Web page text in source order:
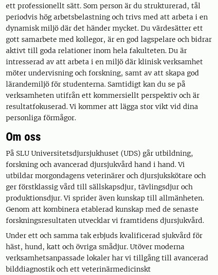
ett professionellt sätt. Som person är du strukturerad, tål
periodvis hög arbetsbelastning och trivs med att arbeta i en
dynamisk miljö där det händer mycket. Du värdesätter ett
gott samarbete med kollegor, är en god lagspelare och bidrar
aktivt till goda relationer inom hela fakulteten. Du är
intresserad av att arbeta i en miljö där klinisk verksamhet
möter undervisning och forskning, samt av att skapa god
lärandemiljö för studenterna. Samtidigt kan du se på
verksamheten utifrån ett kommersiellt perspektiv och är
resultatfokuserad. Vi kommer att lägga stor vikt vid dina
personliga förmågor.
Om oss
På SLU Universitetsdjursjukhuset (UDS) går utbildning,
forskning och avancerad djursjukvård hand i hand. Vi
utbildar morgondagens veterinärer och djursjukskötare och
ger förstklassig vård till sällskapsdjur, tävlingsdjur och
produktionsdjur. Vi sprider även kunskap till allmänheten.
Genom att kombinera etablerad kunskap med de senaste
forskningsresultaten utvecklar vi framtidens djursjukvård.
Under ett och samma tak erbjuds kvalificerad sjukvård för
häst, hund, katt och övriga smådjur. Utöver moderna
verksamhetsanpassade lokaler har vi tillgång till avancerad
bilddiagnostik och ett veterinärmedicinskt